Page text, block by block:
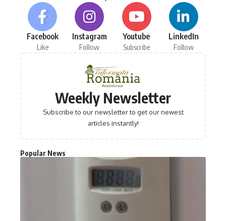
Facebook
Like
Instagram
Follow
Youtube
Subscribe
LinkedIn
Follow
Weekly Newsletter
Subscribe to our newsletter to get our newest
articles instantly!
Popular News